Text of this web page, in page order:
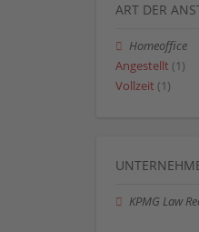
ART DER
Homeoffice
Angestellt (1)
Vollzeit (1)
KPMG Law